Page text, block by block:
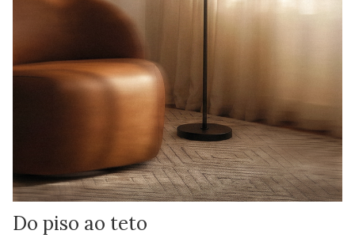
Do piso ao teto